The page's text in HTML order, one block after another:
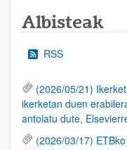
Albisteak
RSS
(2026/05/21)
ikerketan duen
antolatu dute,
(2026/03/17)